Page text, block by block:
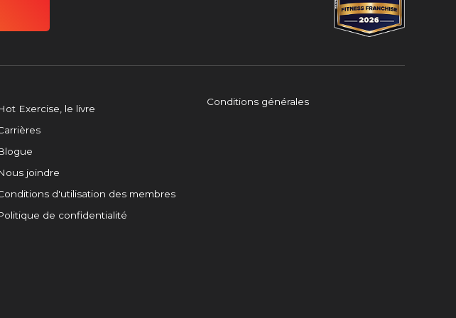
Exercise, le livre
joindre
d'utilisation des membres
de confidentialité
Conditions générales